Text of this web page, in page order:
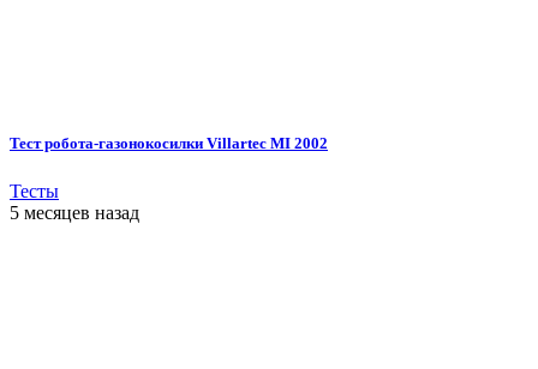
Тест робота-газонокосилки Villartec MI 2002
Тесты
5 месяцев назад